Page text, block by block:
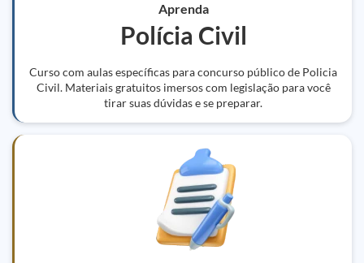
Aprenda
Polícia Civil
Curso com aulas específicas para concurso público de Policia
Civil. Materiais gratuitos imersos com legislação para você
tirar suas dúvidas e se preparar.